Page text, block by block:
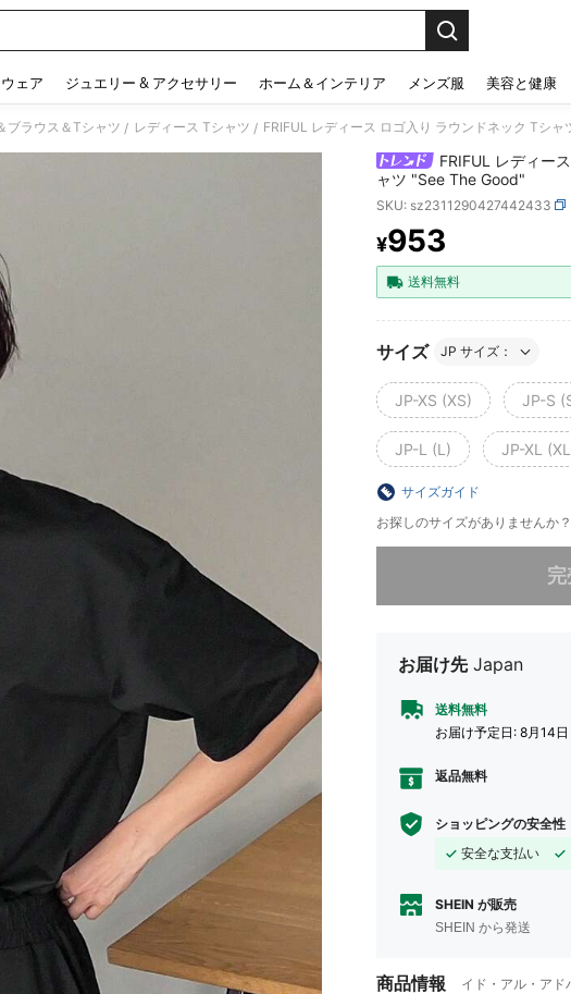
ェア ジュエリー & アクセサリー ホーム＆インテリア メンズ服 美容と健康
ブラウス＆Tシャツ / レディース Tシャツ / FRIFUL レディース ロゴ入り ラウンドネック Tシ
FRIFUL レディー
ャツ "See The Good"
SKU: sz2311290427442433
PRICE AND
¥953
送料無料
サイズ JP サイズ：
JP-XS (XS) JP-S
JP-L (L) JP-XL
サイズガイド
お探しのサイズがありませんか
完
お届け先 Japan
送料無料
お届け予定日: 8月14
返品無料
ショッピングの安全性
安全な支払い
SHEIN が販売
SHEIN から発送
商品情報 イド・アル・アド